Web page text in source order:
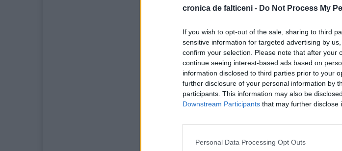
cronica de falticeni - Do Not Process My
If you wish to opt-out of the sale, sharing to third
sensitive information for targeted advertising by
confirm your selection. Please note that after your
continue seeing interest-based ads based on
information disclosed to third parties prior to your
further disclosure of your personal information by
participants. This information may also be
Downstream Participants that may further disclose
Personal Data Processing Opt Outs